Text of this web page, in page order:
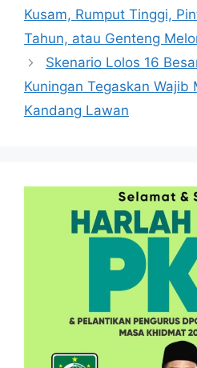
Kusam, Rumput Tinggi,
Tahun, atau Genteng
Skenario Lolos 16
Kuningan Tegaskan Wajib
Kandang Lawan